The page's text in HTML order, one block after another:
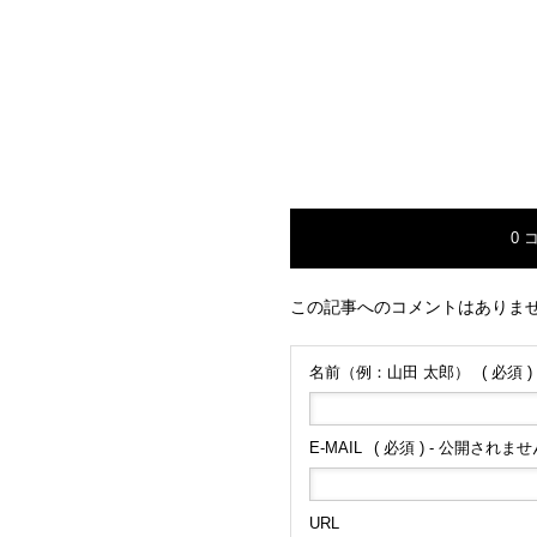
0
この記事へのコメントはありま
名前（例：山田 太郎） ( 必須 )
E-MAIL ( 必須 ) - 公開されませ
URL